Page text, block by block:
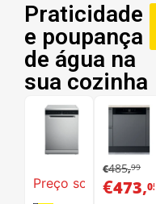
Praticidade
e poupança
de água na
sua cozinha
Preço sob consulta
€485,99
€473,05